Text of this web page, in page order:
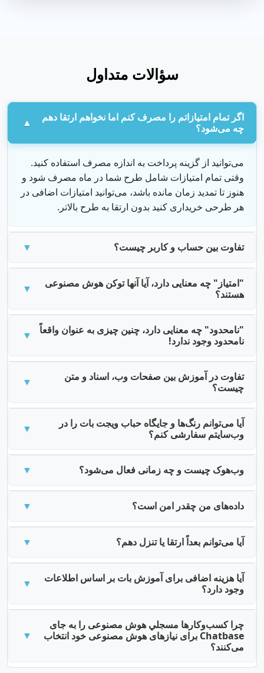
اگر تمام امتیازاتم را مصرف کنم اما نخواهم ارتقا دهم
چه می‌شود؟
می‌توانید از گزینه پرداخت به اندازه مصرف استفاده کنید.
وقتی تمام امتیازات شامل طرح شما در ماه مصرف شود و
هنوز تا تمدید زمان مانده باشد، می‌توانید امتیازات اضافی در
هر طرحی خریداری کنید بدون ارتقا به طرح بالاتر.
تفاوت بین حساب و کاربر چیست؟
"امتیاز" چه معنایی دارد، آیا آنها توکن هوش مصنوعی
هستند؟
"نامحدود" چه معنایی دارد، چنین چیزی به عنوان واقعاً
نامحدود وجود ندارد!
تفاوت در آموزش بین صفحات وب، اسناد و متن
چیست؟
آیا می‌توانم رنگ‌ها و جایگاه حباب ویجت بات را در
وب‌سایتم سفارشی کنم؟
وب‌هوک چیست و چه زمانی فعال می‌شود؟
داده‌های من چقدر امن است؟
آیا می‌توانم بعداً ارتقا یا تنزل دهم؟
آیا هزینه اضافی برای آموزش بات بر اساس اطلاعات
وجود دارد؟
چرا کسب‌وکارها مسجلي هوش مصنوعی را به جای
Chatbase برای نیازهای هوش مصنوعی خود انتخاب
می‌کنند؟